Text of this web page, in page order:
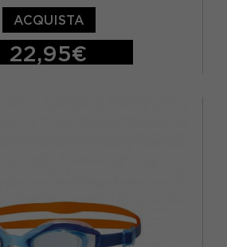
ACQUISTA
22,95€